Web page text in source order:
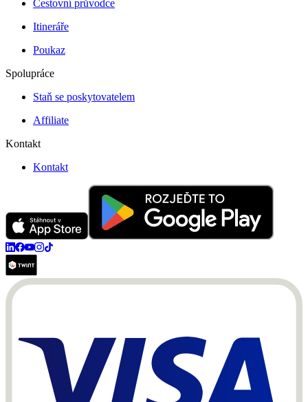
Cestovní průvodce
Itineráře
Poukaz
Spolupráce
Staň se poskytovatelem
Affiliate
Kontakt
Kontakt